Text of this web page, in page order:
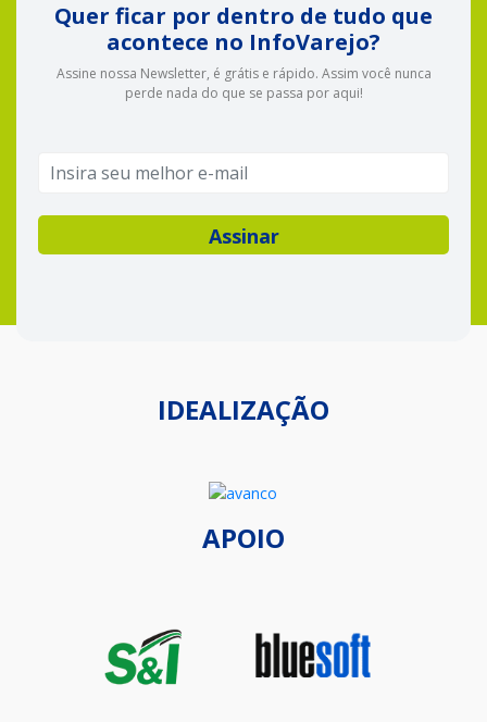
Quer ficar por dentro de tudo que
acontece no InfoVarejo?
Assine nossa Newsletter, é grátis e rápido. Assim você nunca
perde nada do que se passa por aqui!
IDEALIZAÇÃO
APOIO